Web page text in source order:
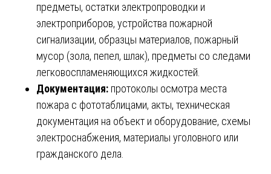
предметы, остатки электропроводки и
электроприборов, устройства пожарной
сигнализации, образцы материалов, пожарный
мусор (зола, пепел, шлак), предметы со следами
легковоспламеняющихся жидкостей.
Документация: протоколы осмотра места
пожара с фототаблицами, акты, техническая
документация на объект и оборудование, схемы
электроснабжения, материалы уголовного или
гражданского дела.